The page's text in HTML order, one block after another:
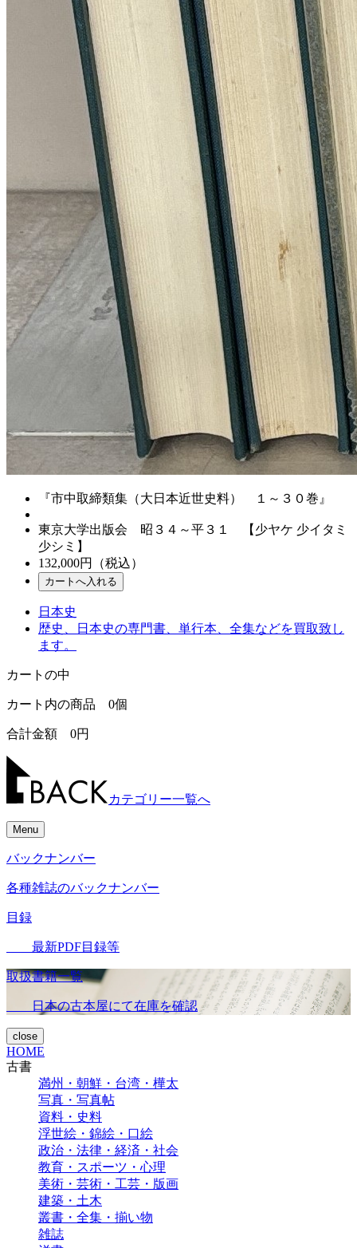
『市中取締類集（大日本近世史料） １～３０巻』
東京大学出版会 昭３４～平３１ 【少ヤケ 少イタミ
少シミ】
132,000円（税込）
日本史
歴史、日本史の専門書、単行本、全集などを買取致し
ます。
カートの中
カート内の商品 0個
合計金額 0円
カテゴリー一覧へ
Menu
バックナンバー
各種雑誌のバックナンバー
目録
最新PDF目録等
取扱書籍一覧
日本の古本屋にて在庫を確認
close
HOME
古書
満州・朝鮮・台湾・樺太
写真・写真帖
資料・史料
浮世絵・錦絵・口絵
政治・法律・経済・社会
教育・スポーツ・心理
美術・芸術・工芸・版画
建築・土木
叢書・全集・揃い物
雑誌